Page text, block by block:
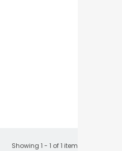
Showing 1 - 1 of 1 item